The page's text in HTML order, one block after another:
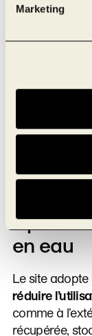
Marketing
en eau
Le site
réduire
comme à
récupérée,